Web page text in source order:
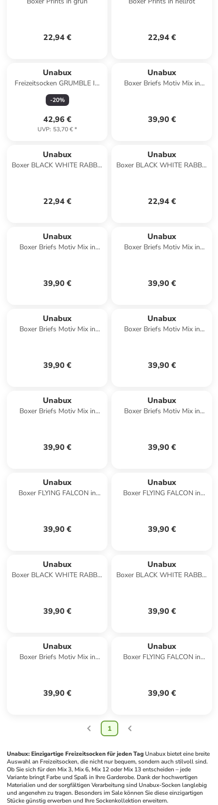
22,94 € 22,94 €
Unabux
Freizeitsocken GRUMBLE IN
THE JUNGLE in Schwarz
-20%
42,96 €
UVP: 53,70 €*
Unabux
Boxer Briefs Motiv Mix in
39,90 €
Unabux
Boxer BLACK WHITE RABBIT
22,94 €
Unabux
Boxer BLACK WHITE RABBIT
22,94 €
Unabux
Boxer Briefs Motiv Mix in
39,90 €
Unabux
Boxer Briefs Motiv Mix in
39,90 €
Unabux
Boxer Briefs Motiv Mix in
39,90 €
Unabux
Boxer Briefs Motiv Mix in
39,90 €
Unabux
Boxer Briefs Motiv Mix in
39,90 €
Unabux
Boxer Briefs Motiv Mix in
39,90 €
Unabux
Boxer FLYING FALCON in
39,90 €
Unabux
Boxer FLYING FALCON in
39,90 €
Unabux
Boxer BLACK WHITE RABBIT
39,90 €
Unabux
Boxer BLACK WHITE RABBIT
39,90 €
Unabux
Boxer Briefs Motiv Mix in
39,90 €
Unabux
Boxer FLYING FALCON in
39,90 €
1
Unabux: Einzigartige Freizeitsocken für jeden Tag Unabux bietet eine breite
Auswahl an Freizeitsocken, die nicht nur bequem, sondern auch stilvoll sind.
Ob Sie sich für den Mix 3, Mix 6, Mix 12 oder Mix 13 entscheiden – jede
Variante bringt Farbe und Spaß in Ihre Garderobe. Dank der hochwertigen
Materialien und der sorgfältigen Verarbeitung sind Unabux-Socken langlebig
und angenehm zu tragen. Besonders im Sale können Sie diese einzigartigen
Stücke günstig erwerben und Ihre Sockenkollektion erweitern.